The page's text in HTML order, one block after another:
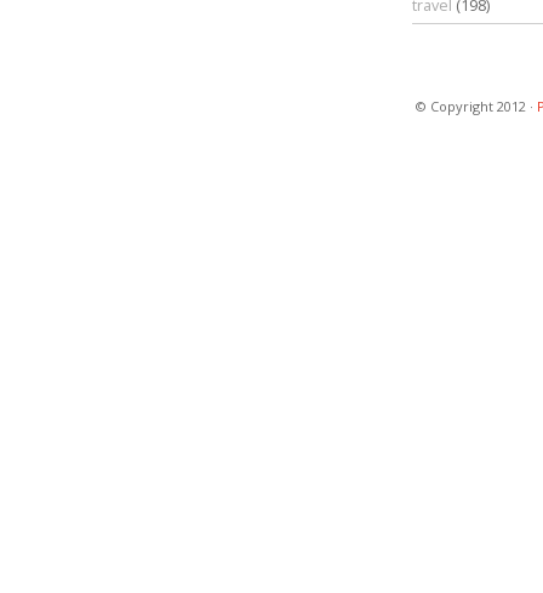
travel (198)
© Copyright 2012 ·